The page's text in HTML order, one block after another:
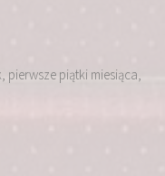
pierwsze piątki miesiąca,